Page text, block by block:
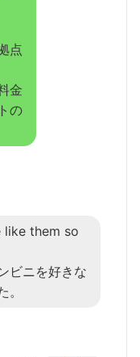
点
金
の
like them so
ビニを好きな